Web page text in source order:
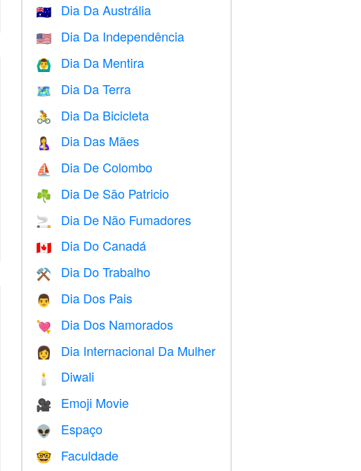
🇦🇺 Dia Da Austrália
🇺🇸 Dia Da Independência
🙆‍♂️ Dia Da Mentira
🗺️ Dia Da Terra
🚴 Dia Da Bicicleta
🤱 Dia Das Mães
⛵️ Dia De Colombo
☘️ Dia De São Patricio
🚬 Dia De Não Fumadores
🇨🇦 Dia Do Canadá
⚒️ Dia Do Trabalho
👨 Dia Dos Pais
💘 Dia Dos Namorados
👩 Dia Internacional Da Mulher
🕯 Diwali
🎥 Emoji Movie
👽 Espaço
🤓 Faculdade